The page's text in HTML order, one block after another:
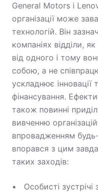
General Motors і
організації може
технологій. Він
компаніях відділи,
від одного і тому
собою, а не
ускладнює
фінансування.
також повинні
вивченню
впровадженням
впорався з цим
таких заходів:
Особисті